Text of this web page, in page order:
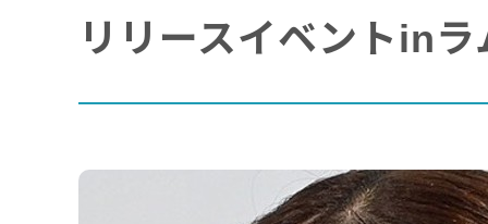
リリースイベントin